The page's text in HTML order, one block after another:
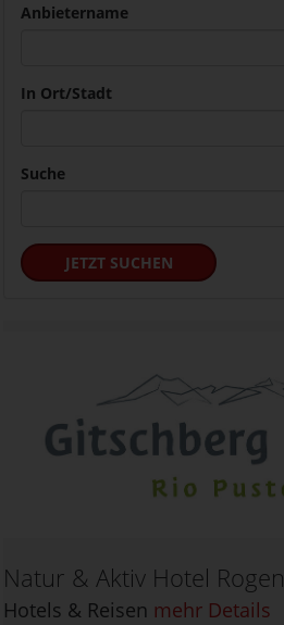
Anbietername
In Ort/Stadt
Suche
JETZT SUCHEN
Natur & Aktiv Hotel Rogen
Hotels & Reisen mehr Details